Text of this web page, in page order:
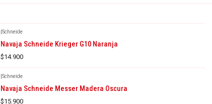
|Schneide
Navaja Schneide Krieger G10 Naranja
$14.900
|Schneide
Navaja Schneide Messer Madera Oscura
$15.900